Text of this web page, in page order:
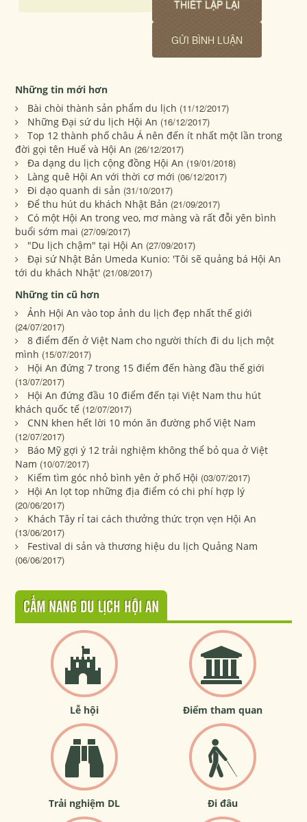
Những tin mới hơn
Bài chòi thành sản phẩm du lịch (11/12/2017)
Những Đại sứ du lịch Hội An (16/12/2017)
Top 12 thành phố châu Á nên đến ít nhất một lần trong
đời gọi tên Huế và Hội An (26/12/2017)
Đa dạng du lịch cộng đồng Hội An (19/01/2018)
Làng quê Hội An với thời cơ mới (06/12/2017)
Đi dạo quanh di sản (31/10/2017)
Để thu hút du khách Nhật Bản (21/09/2017)
Có một Hội An trong veo, mơ màng và rất đỗi yên bình
buổi sớm mai (27/09/2017)
"Du lịch chậm" tại Hội An (27/09/2017)
Đại sứ Nhật Bản Umeda Kunio: 'Tôi sẽ quảng bá Hội An
tới du khách Nhật' (21/08/2017)
Những tin cũ hơn
Ảnh Hội An vào top ảnh du lịch đẹp nhất thế giới
(24/07/2017)
8 điểm đến ở Việt Nam cho người thích đi du lịch một
mình (15/07/2017)
Hội An đứng 7 trong 15 điểm đến hàng đầu thế giới
(13/07/2017)
Hội An đứng đầu 10 điểm đến tại Việt Nam thu hút
khách quốc tế (12/07/2017)
CNN khen hết lời 10 món ăn đường phố Việt Nam
(12/07/2017)
Báo Mỹ gợi ý 12 trải nghiệm không thể bỏ qua ở Việt
Nam (10/07/2017)
Kiếm tìm góc nhỏ bình yên ở phố Hội (03/07/2017)
Hội An lọt top những địa điểm có chi phí hợp lý
(20/06/2017)
Khách Tây rỉ tai cách thưởng thức trọn vẹn Hội An
(13/06/2017)
Festival di sản và thương hiệu du lịch Quảng Nam
(06/06/2017)
CẨM NANG DU LỊCH HỘI AN
Lễ hội Điểm tham quan
Trải nghiệm DL Đi đâu